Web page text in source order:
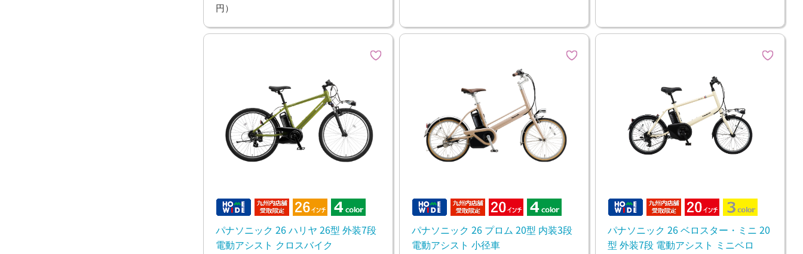
円）
パナソニック 26 ハリヤ 26型 外装7段
電動アシスト クロスバイク
パナソニック 26 プロム 20型 内装3段
電動アシスト 小径車
パナソニック 26 ベロスター・ミニ 20
型 外装7段 電動アシスト ミニベロ